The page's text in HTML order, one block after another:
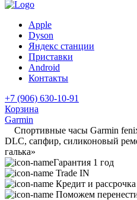
Apple
Dyson
Яндекс станции
Приставки
Android
Контакты
+7 (906) 630-10-91
Корзина
Garmin
Спортивные часы Garmin
DLC, сапфир, силиконовый
галька»
Гарантия 1 год
Trade IN
Кредит и рассрочка
Поможем